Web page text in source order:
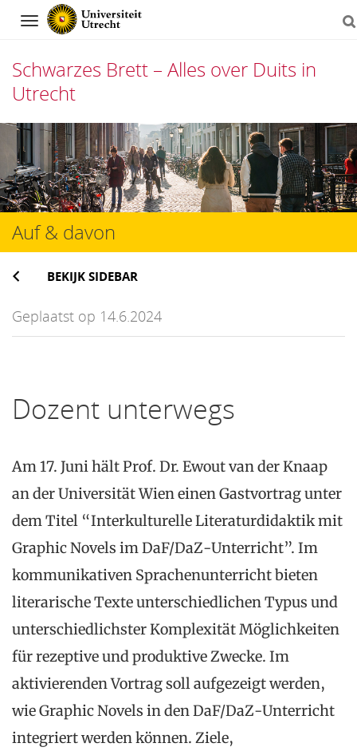
Navigation
Schwarzes Brett – Alles over Duits in
Utrecht
Direct
naar
het
inhoud
Auf & davon
BEKIJK SIDEBAR
Geplaatst op 14.6.2024
Dozent unterwegs
Am 17. Juni hält Prof. Dr. Ewout van der Knaap
an der Universität Wien einen Gastvortrag unter
dem Titel “Interkulturelle Literaturdidaktik mit
Graphic Novels im DaF/DaZ-Unterricht”. Im
kommunikativen Sprachenunterricht bieten
literarische Texte unterschiedlichen Typus und
unterschiedlichster Komplexität Möglichkeiten
für rezeptive und produktive Zwecke. Im
aktivierenden Vortrag soll aufgezeigt werden,
wie Graphic Novels in den DaF/DaZ-Unterricht
integriert werden können. Ziele,